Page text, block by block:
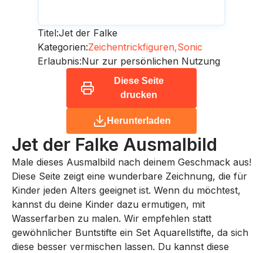
Titel:Jet der Falke
Kategorien:Zeichentrickfiguren,Sonic
Erlaubnis:Nur zur persönlichen Nutzung
Diese Seite
drucken
Herunterladen
Jet der Falke Ausmalbild
Male dieses Ausmalbild nach deinem Geschmack aus!
Diese Seite zeigt eine wunderbare Zeichnung, die für
Kinder jeden Alters geeignet ist. Wenn du möchtest,
kannst du deine Kinder dazu ermutigen, mit
Wasserfarben zu malen. Wir empfehlen statt
gewöhnlicher Buntstifte ein Set Aquarellstifte, da sich
diese besser vermischen lassen. Du kannst diese